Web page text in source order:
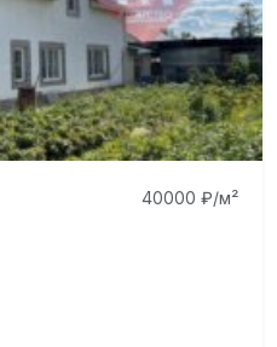
40000 ₽/м²